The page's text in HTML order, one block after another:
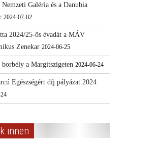
Galéria és a Danubia
2024-07-02
2024/25-ös évadát a MÁV
Zenekar 2024-06-25
a Margitszigeten 2024-06-24
Egészségért díj pályázat 2024
innen